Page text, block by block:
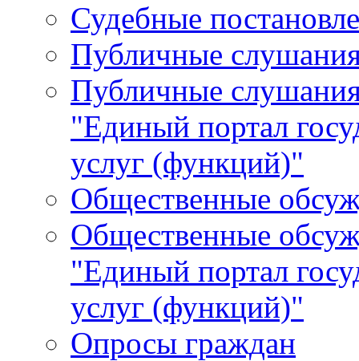
Судебные
Публичные
Публичные
"Единый портал
услуг (функций)"
Общественные
Общественные
"Единый портал
услуг (функций)"
Опросы граждан